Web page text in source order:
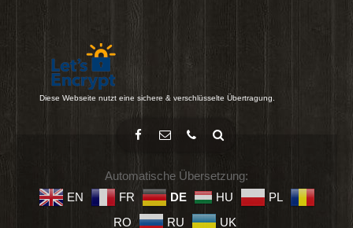
Diese Webseite nutzt eine sichere & verschlüsselte Übertragung.
Automatische Übersetzung:
EN
FR DE HU
PL
RO
RU UK